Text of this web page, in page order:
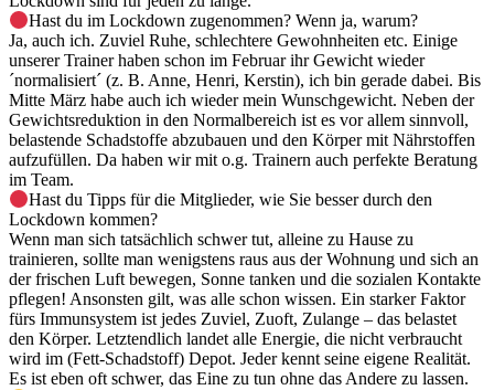
Hast du im Lockdown zugenommen? Wenn ja, warum?
Ja, auch ich. Zuviel Ruhe, schlechtere Gewohnheiten etc. Einige
unserer Trainer haben schon im Februar ihr Gewicht wieder
´normalisiert´ (z. B. Anne, Henri, Kerstin), ich bin gerade dabei. Bis
Mitte März habe auch ich wieder mein Wunschgewicht. Neben der
Gewichtsreduktion in den Normalbereich ist es vor allem sinnvoll,
belastende Schadstoffe abzubauen und den Körper mit Nährstoffen
aufzufüllen. Da haben wir mit o.g. Trainern auch perfekte Beratung
im Team.
Hast du Tipps für die Mitglieder, wie Sie besser durch den
Lockdown kommen?
Wenn man sich tatsächlich schwer tut, alleine zu Hause zu
trainieren, sollte man wenigstens raus aus der Wohnung und sich an
der frischen Luft bewegen, Sonne tanken und die sozialen Kontakte
pflegen! Ansonsten gilt, was alle schon wissen. Ein starker Faktor
fürs Immunsystem ist jedes Zuviel, Zuoft, Zulange – das belastet
den Körper. Letztendlich landet alle Energie, die nicht verbraucht
wird im (Fett-Schadstoff) Depot. Jeder kennt seine eigene Realität.
Es ist eben oft schwer, das Eine zu tun ohne das Andere zu lassen.